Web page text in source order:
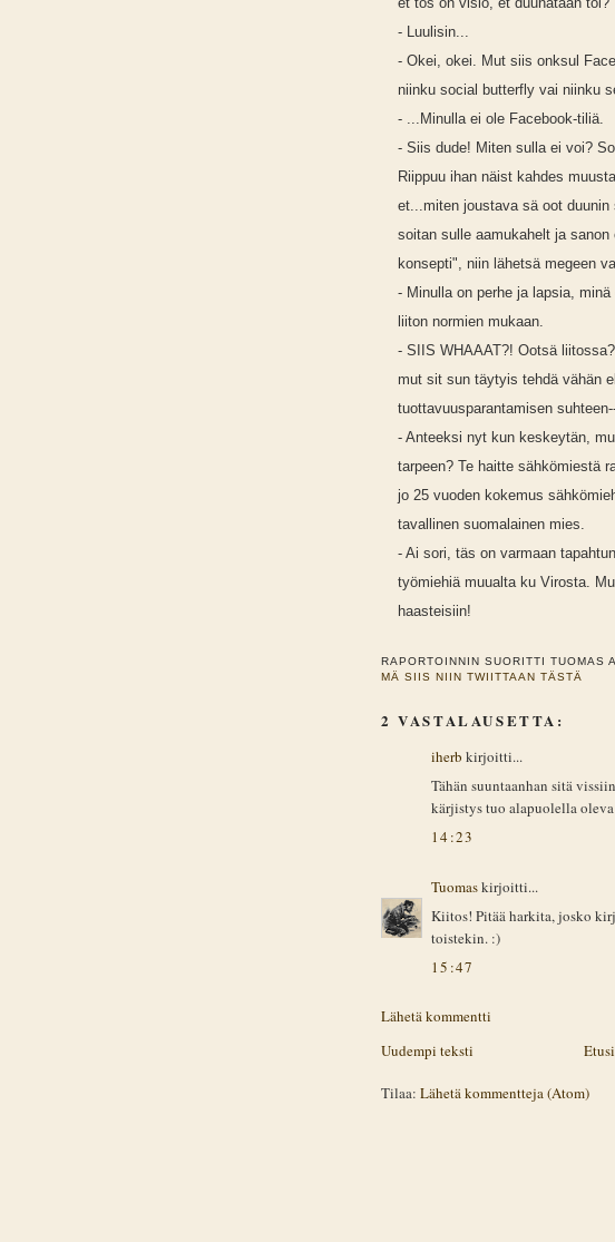
- Luulisin...
- Okei, okei. Mut siis onksul
niinku social butterfly vai niinku
- ...Minulla ei ole Facebook-tiliä.
- Siis dude! Miten sulla ei voi?
Riippuu ihan näist kahdes
et...miten joustava sä oot
soitan sulle aamukahelt ja
konsepti", niin lähetsä megeen
- Minulla on perhe ja lapsia,
liiton normien mukaan.
- SIIS WHAAAT?! Ootsä
mut sit sun täytyis tehdä vähän
tuottavuusparantamisen
- Anteeksi nyt kun keskeytän,
tarpeen? Te haitte sähkömiestä
jo 25 vuoden kokemus
tavallinen suomalainen mies.
- Ai sori, täs on varmaan
työmiehiä muualta ku Virosta.
haasteisiin!
RAPORTOINNIN SUORITTITUOMAS
MÄ SIIS NIIN TWIITTAAN TÄSTÄ
2 VASTALAUSETTA:
iherb kirjoitti...
Tähän suuntaanhan sitä
kärjistys tuo alapuolella
14:23
Tuomaskirjoitti...
Kiitos! Pitää harkita, josko
toistekin. :)
15:47
Lähetä kommentti
Uudempi teksti
Tilaa: Lähetä kommentteja (Atom)